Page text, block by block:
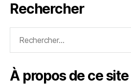
Rechercher
À propos de ce site